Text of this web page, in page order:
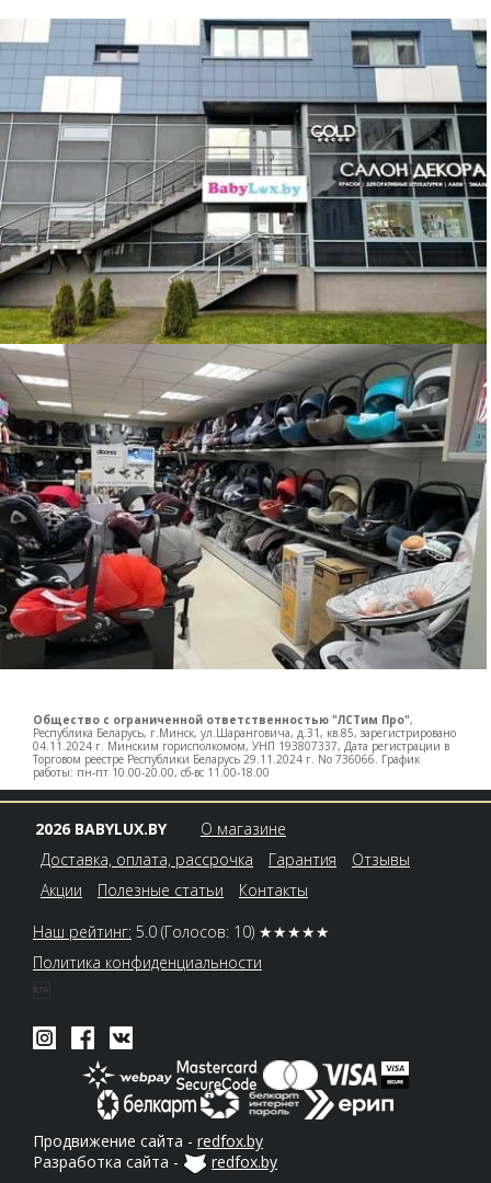
Общество с ограниченной ответственностью "ЛСТим Про",
Республика Беларусь, г.Минск, ул.Шаранговича, д.31, кв.85, зарегистрировано
04.11.2024 г. Минским горисполкомом, УНП 193807337, Дата регистрации в
Торговом реестре Республики Беларусь 29.11.2024 г. No 736066. График
работы: пн-пт 10.00-20.00, сб-вс 11.00-18.00
2026 BABYLUX.BY
О магазине
Доставка, оплата, рассрочка
Гарантия
Отзывы
Акции
Полезные статьи
Контакты
Наш рейтинг: 5.0 (Голосов: 10) ★★★★★
Политика конфиденциальности

Продвижение сайта - redfox.by
Разработка сайта -
redfox.by